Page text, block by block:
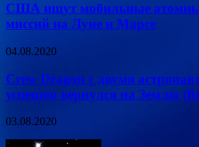
США ищут мобильные
миссий на Луне и Марсе
04.08.2020
Crew Dragon с двумя
успешно вернулся на Землю
03.08.2020